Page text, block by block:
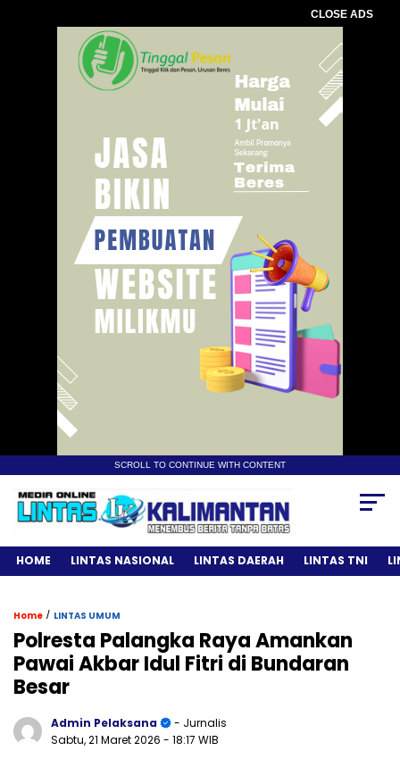
CLOSE ADS
SCROLL TO CONTINUE WITH CONTENT
HOME LINTAS NASIONAL LINTAS DAERAH LINTAS TNI
Home / LINTAS UMUM
Polresta Palangka Raya Amankan
Pawai Akbar Idul Fitri di Bundaran
Besar
Admin Pelaksana
- Jurnalis
Sabtu, 21 Maret 2026 - 18:17 WIB